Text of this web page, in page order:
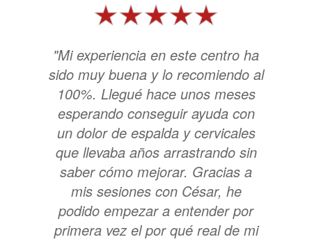
"Mi experiencia en este centro ha
sido muy buena y lo recomiendo al
100%. Llegué hace unos meses
esperando conseguir ayuda con
un dolor de espalda y cervicales
que llevaba años arrastrando sin
saber cómo mejorar. Gracias a
mis sesiones con César, he
podido empezar a entender por
primera vez el por qué real de mi